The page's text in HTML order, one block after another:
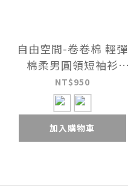
自由空間-卷卷棉 輕彈
棉柔男圓領短袖衫
UE128626
NT$950
加入購物車